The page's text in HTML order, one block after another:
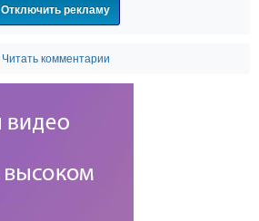
Отключить рекламу
Читать комментарии